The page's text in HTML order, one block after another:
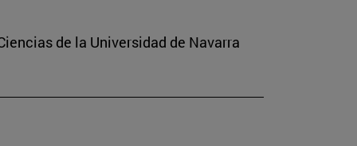
de la Universidad de Navarra